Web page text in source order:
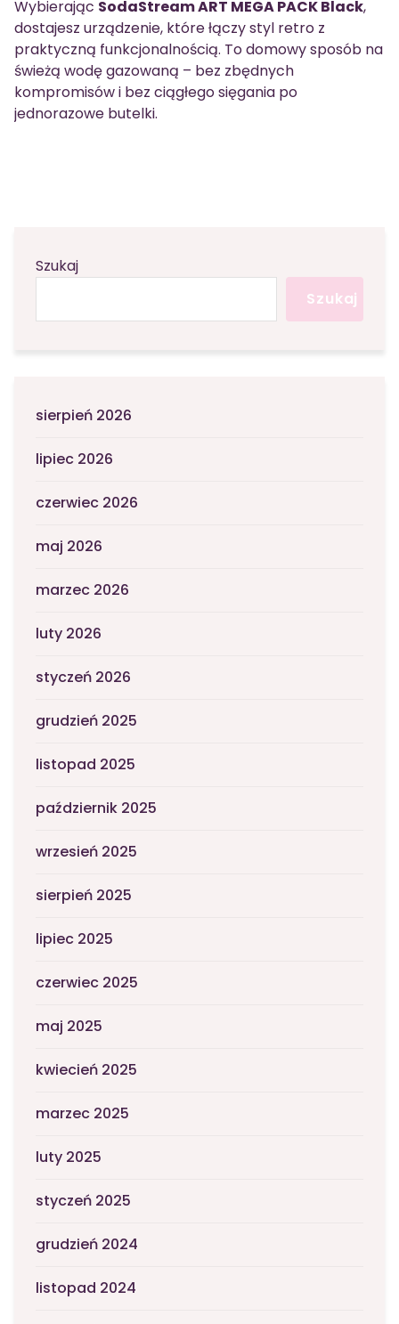
Wybierając SodaStream ART MEGA PACK Black,
dostajesz urządzenie, które łączy styl retro z
praktyczną funkcjonalnością. To domowy sposób na
świeżą wodę gazowaną – bez zbędnych
kompromisów i bez ciągłego sięgania po
jednorazowe butelki.
Szukaj
Szukaj
sierpień 2026
lipiec 2026
czerwiec 2026
maj 2026
marzec 2026
luty 2026
styczeń 2026
grudzień 2025
listopad 2025
październik 2025
wrzesień 2025
sierpień 2025
lipiec 2025
czerwiec 2025
maj 2025
kwiecień 2025
marzec 2025
luty 2025
styczeń 2025
grudzień 2024
listopad 2024